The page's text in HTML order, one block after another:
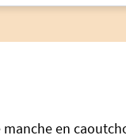
en